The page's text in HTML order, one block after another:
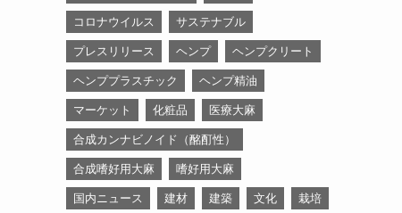
コロナウイルス サステナブル
プレスリリース ヘンプ ヘンプクリート
ヘンププラスチック ヘンプ精油
マーケット 化粧品 医療大麻
合成カンナビノイド（酩酊性）
合成嗜好用大麻 嗜好用大麻
国内ニュース 建材 建築 文化 栽培